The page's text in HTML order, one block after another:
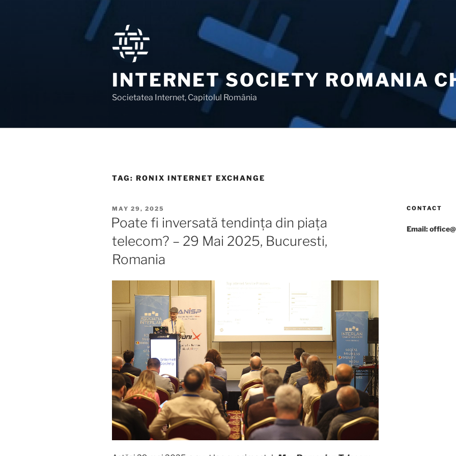
INTERNET SOCIETY ROMANIA
Societatea Internet, Capitolul România
TAG: RONIX INTERNET EXCHANGE
POSTED
ON
MAY 29, 2025
Poate fi inversată tendința din piața
telecom? – 29 Mai 2025, Bucuresti,
Romania
CONTACT
Email: